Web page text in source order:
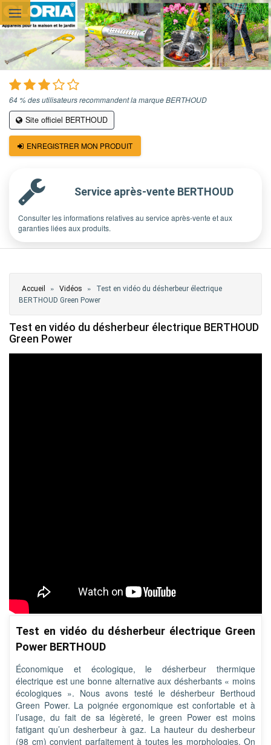
Aller au contenu principal
64 % des utilisateurs recommandent la marque BERTHOUD
Site officiel BERTHOUD
ENREGISTRER MON PRODUIT
Service après-vente BERTHOUD
Consulter les informations relatives au service après-vente et aux
garanties liées aux produits.
Vous êtes ici
Accueil » Vidéos »
Test en vidéo du désherbeur électrique
BERTHOUD Green Power
Test en vidéo du désherbeur électrique BERTHOUD
Green Power
Test en vidéo du désherbeur électrique Green
Power BERTHOUD
Économique et écologique, le désherbeur thermique
électrique est une bonne alternative aux désherbants « moins
écologiques ». Nous avons testé le désherbeur Berthoud
Green Power. La poignée ergonomique est confortable et à
l’usage, du fait de sa légèreté, le green Power est moins
fatigant qu’un desherbeur à gaz. La hauteur du desherbeur
(98 cm) convient parfaitement à toutes les morphologies. On